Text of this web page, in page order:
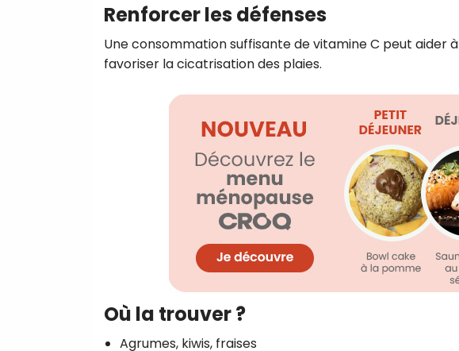
Renforcer les défenses
Une consommation suffisante de vitamine C peut aider à
favoriser la cicatrisation des plaies.
Où la trouver ?
Agrumes, kiwis, fraises